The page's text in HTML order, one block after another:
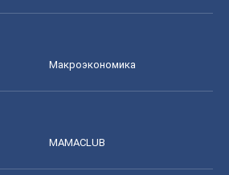
Mакроэкономика
MAMACLUB